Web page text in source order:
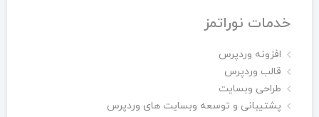
خدمات نوراتمز
افزونه وردپرس
قالب وردپرس
طراحی وبسایت
پشتیبانی و توسعه وبسایت های وردپرس